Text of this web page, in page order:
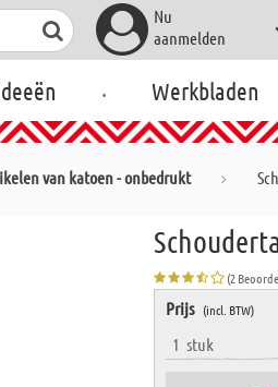
Nu
aanmelden
. Werkbladen
van katoen - onbedrukt
(2
Prijs (incl. BTW)
1stuk